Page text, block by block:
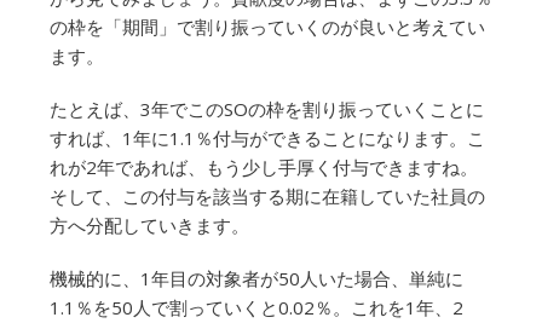
の枠を「期間」で割り振っていくのが良いと考えてい
ます。
たとえば、3年でこのSOの枠を割り振っていくことに
すれば、1年に1.1％付与ができることになります。こ
れが2年であれば、もう少し手厚く付与できますね。
そして、この付与を該当する期に在籍していた社員の
方へ分配していきます。
機械的に、1年目の対象者が50人いた場合、単純に
1.1％を50人で割っていくと0.02％。これを1年、2